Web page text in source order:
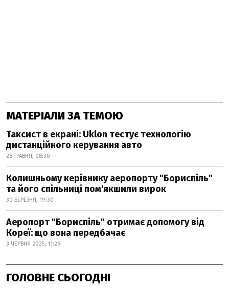
МАТЕРІАЛИ ЗА ТЕМОЮ
Таксист в екрані: Uklon тестує технологію
дистанційного керування авто
28 ТРАВНЯ, 08:30
Колишньому керівнику аеропорту "Бориспіль"
та його спільниці пом'якшили вирок
30 БЕРЕЗНЯ, 19:30
Аеропорт "Бориспіль" отримає допомогу від
Кореї: що вона передбачає
3 ЧЕРВНЯ 2025, 11:29
ГОЛОВНЕ СЬОГОДНІ